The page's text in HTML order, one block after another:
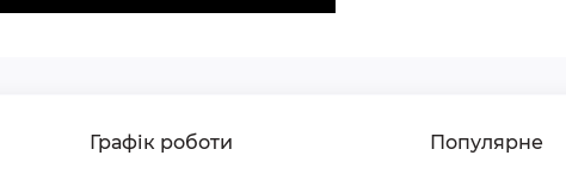
Графік роботи Популярне